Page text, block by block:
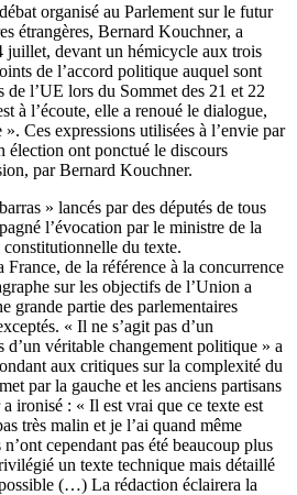
organisé au Parlement sur le futur
étrangères, Bernard Kouchner, a
juillet, devant un hémicycle aux trois
de l’accord politique auquel sont
de l’UE lors du Sommet des 21 et 22
à l’écoute, elle a renoué le dialogue,
Ces expressions utilisées à l’envie par
élection ont ponctué le discours
par Bernard Kouchner.
» lancés par des députés de tous
l’évocation par le ministre de la
du texte.
de la référence à la concurrence
sur les objectifs de l’Union a
grande partie des parlementaires
« Il ne s’agit pas d’un
d’un véritable changement politique » a
aux critiques sur la complexité du
par la gauche et les anciens partisans
ironisé : « Il est vrai que ce texte est
très malin et je l’ai quand même
cependant pas été beaucoup plus
un texte technique mais détaillé
(…) La rédaction éclairera la